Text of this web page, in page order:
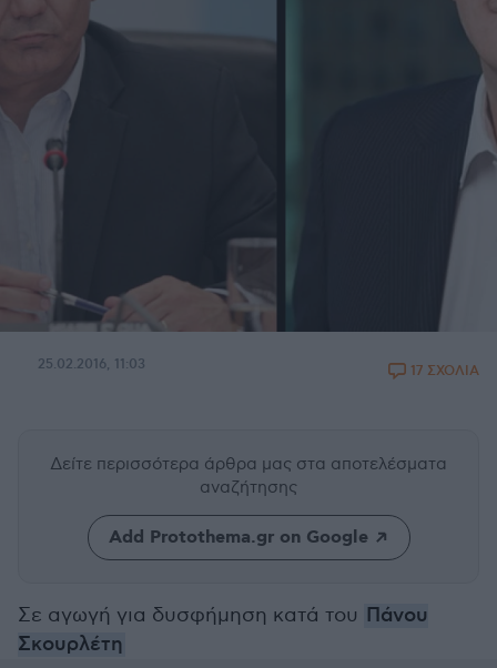
25.02.2016, 11:03 17 ΣΧΟΛΙΑ
Δείτε περισσότερα άρθρα μας στα αποτελέσματα
αναζήτησης
Add Protothema.gr on Google
Σε αγωγή για δυσφήμηση κατά του Πάνου
Σκουρλέτη